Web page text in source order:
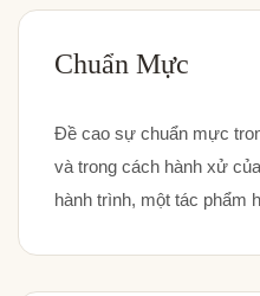
Chuẩn Mực
Đề cao sự chuẩn mực
và trong cách hành xử
hành trình, một tác phẩm